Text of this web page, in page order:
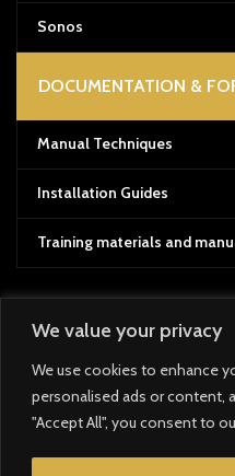
We value your privacy
We use cookies to enhance
personalised ads or content,
"Accept All", you consent to
Sonos
DOCUMENTATION &
Manual Techniques
Installation Guides
Training materials and
Payment System:
Shipping System: